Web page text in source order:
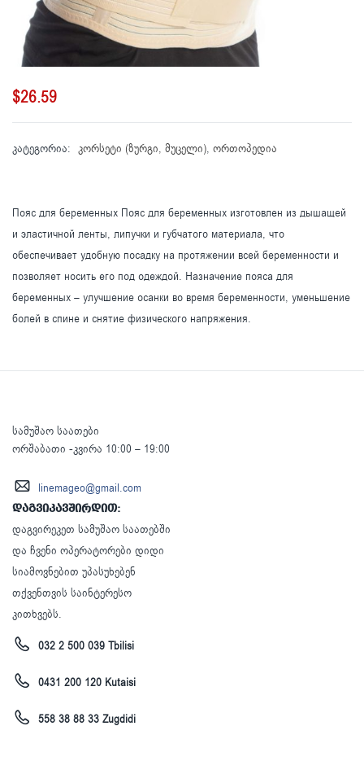
$26.59
კატეგორია: კორსეტი (ზურგი, მუცელი), ორთოპედია
Пояс для беременных Пояс для беременных изготовлен из дышащей
и эластичной ленты, липучки и губчатого материала, что
обеспечивает удобную посадку на протяжении всей беременности и
позволяет носить его под одеждой. Назначение пояса для
беременных – улучшение осанки во время беременности, уменьшение
болей в спине и снятие физического напряжения.
სამუშაო საათები
ორშაბათი -კვირა 10:00 – 19:00
linemageo@gmail.com
დაგვიკავშირდით:
დაგვირეკეთ სამუშაო საათებში
და ჩვენი ოპერატორები დიდი
სიამოვნებით უპასუხებენ
თქვენთვის საინტერესო
კითხვებს.
032 2 500 039 Tbilisi
0431 200 120 Kutaisi
558 38 88 33 Zugdidi